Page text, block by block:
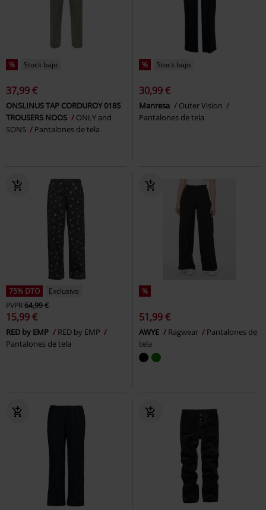
% Stock bajo
37,99 €
ONSLINUS TAP CORDUROY 0185
TROUSERS NOOS
ONLY and
SONS
Pantalones de tela
% Stock bajo
30,99 €
Manresa
Outer Vision
Pantalones de tela
75% DTO
Exclusivo
PVPR64,99 €
15,99 €
RED by EMP
RED by EMP
Pantalones de tela
%
51,99 €
AWYE Ragwear
Pantalones de
tela